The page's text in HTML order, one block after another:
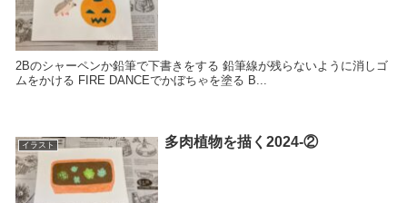
2Bのシャーペンか鉛筆で下書きをする 鉛筆線が残らないように消しゴ
ムをかける FIRE DANCEでかぼちゃを塗る B...
イラスト 多肉植物を描く2024-②